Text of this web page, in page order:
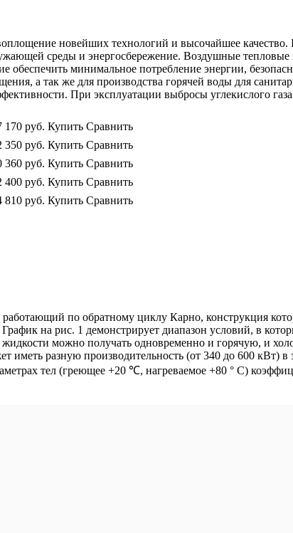
новейших технологий и высочайшее качество.
среды и энергосбережение. Воздушные
минимальное потребление энергии,
а так же для производства горячей воды для
При эксплуатации выбросы углекислого
170 руб. Купить Сравнить
350 руб. Купить Сравнить
360 руб. Купить Сравнить
400 руб. Купить Сравнить
810 руб. Купить Сравнить
по обратному циклу Карно, конструкция
на рис. 1 демонстрирует диапазон условий, в
можно получать одновременно и горячую, и
иметь разную производительность (от 340 до 600 кВт) в
тел (греющее +20 ℃, нагреваемое +80 ° С)